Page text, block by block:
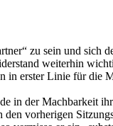
zu sein und sich
weiterhin
in erster Linie für die
in der Machbarkeit
vorherigen